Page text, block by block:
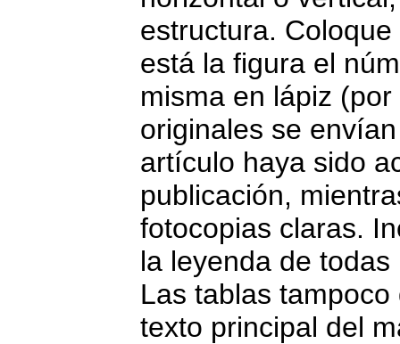
estructura.
está la figura el
misma en lápiz
originales se
artículo haya sido
publicación,
fotocopias claras.
la leyenda de
Las tablas
texto principal del